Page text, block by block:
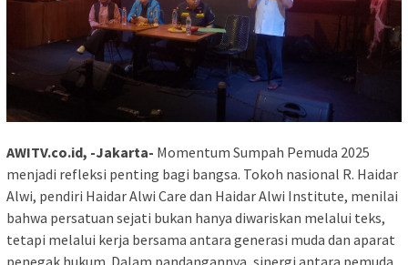
AWITV.co.id, -Jakarta- Momentum Sumpah Pemuda 2025
menjadi refleksi penting bagi bangsa. Tokoh nasional R. Haidar
Alwi, pendiri Haidar Alwi Care dan Haidar Alwi Institute, menilai
bahwa persatuan sejati bukan hanya diwariskan melalui teks,
tetapi melalui kerja bersama antara generasi muda dan aparat